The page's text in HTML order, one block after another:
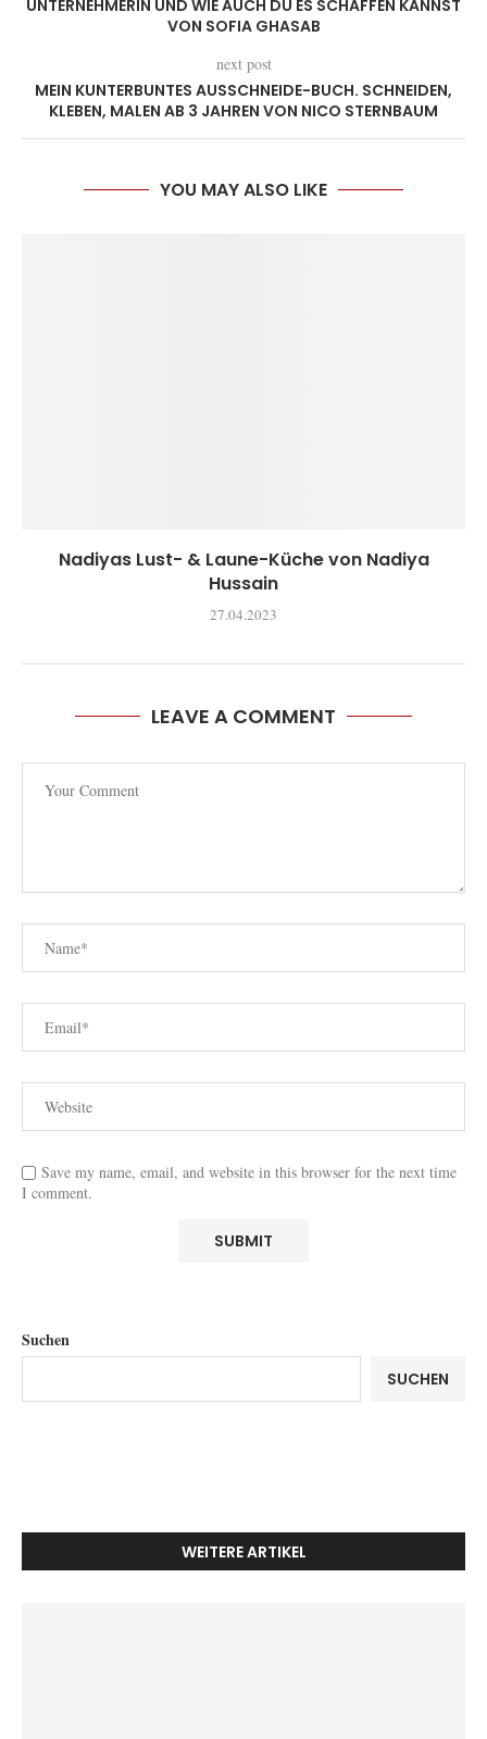
UNTERNEHMERIN UND WIE AUCH DU ES SCHAFFEN KANNST
VON SOFIA GHASAB
next post
MEIN KUNTERBUNTES AUSSCHNEIDE-BUCH. SCHNEIDEN,
KLEBEN, MALEN AB 3 JAHREN VON NICO STERNBAUM
YOU MAY ALSO LIKE
Nadiyas Lust- & Laune-Küche von Nadiya
Hussain
27.04.2023
LEAVE A COMMENT
Save my name, email, and website in this browser for the next time
I comment.
Suchen
SUCHEN
WEITERE ARTIKEL